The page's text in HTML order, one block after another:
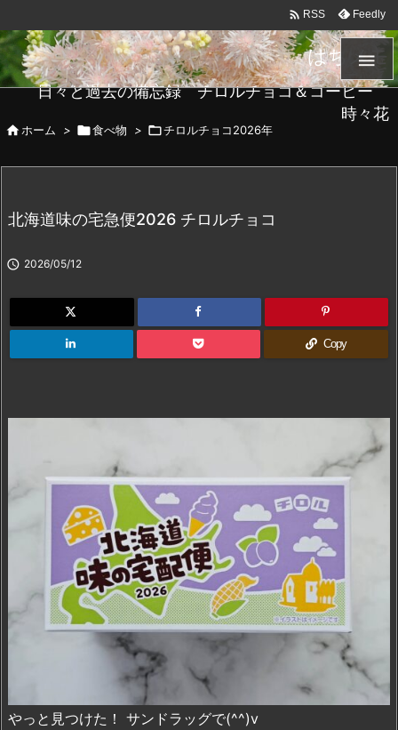
はちメモ
日々と過去の備忘録 チロルチョコ＆コーヒー
時々花

 RSS Feedly
 ホーム > 食べ物 > チロルチョコ2026年
北海道味の宅急便2026 チロルチョコ
 2026/05/12
Copy
やっと見つけた！ サンドラッグで(^^)v